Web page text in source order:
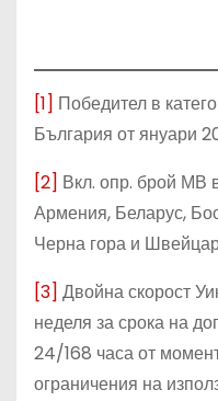
[1] Победител в
България от януари
[2] Вкл. опр. брой МВ
Армения, Беларус,
Черна гора и
[3] Двойна скорост
неделя за срока на
24/168 часа от
ограничения на